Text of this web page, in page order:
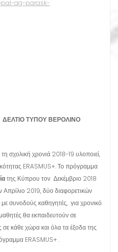
ag-parask-
ΒΕΡΟΛΙΝΟ
τη σχολική χρονιά 2018-19 υλοποιεί,
ERASMUS+. Το πρόγραμμα
της Κύπρου τον Δεκέμβριο 2018
Απρίλιο 2019, δύο διαφορετικών
συνοδούς καθηγητές, για χρονικό
θα εκπαιδευτούν σε
κάθε χώρα και όλα τα έξοδα της
ERASMUS+ .